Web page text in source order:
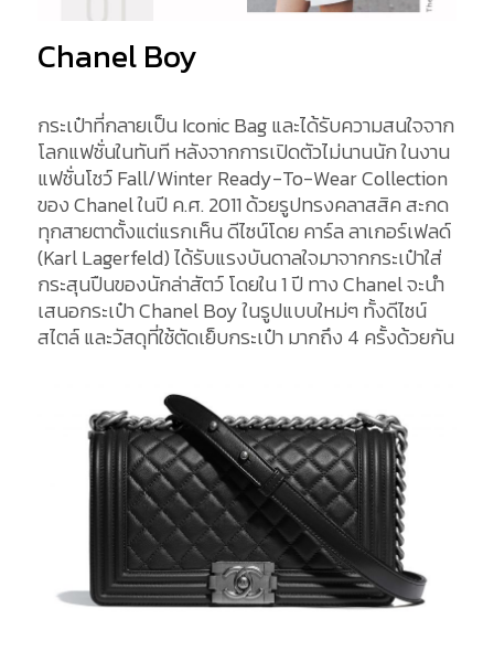
Chanel Boy
กระเป๋าที่กลายเป็น Iconic Bag และได้รับความสนใจจาก
โลกแฟชั่นในทันที หลังจากการเปิดตัวไม่นานนัก ในงาน
แฟชั่นโชว์ Fall/Winter Ready-To-Wear Collection
ของ Chanel ในปี ค.ศ. 2011 ด้วยรูปทรงคลาสสิค สะกด
ทุกสายตาตั้งแต่แรกเห็น ดีไซน์โดย คาร์ล ลาเกอร์เฟลด์
(Karl Lagerfeld) ได้รับแรงบันดาลใจมาจากกระเป๋าใส่
กระสุนปืนของนักล่าสัตว์ โดยใน 1 ปี ทาง Chanel จะนำ
เสนอกระเป๋า Chanel Boy ในรูปแบบใหม่ๆ ทั้งดีไซน์
สไตล์ และวัสดุที่ใช้ตัดเย็บกระเป๋า มากถึง 4 ครั้งด้วยกัน